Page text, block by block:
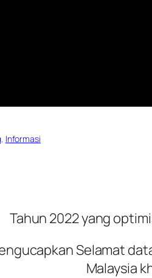
, Informasi
Tahun 2022 yang
Selamat
Malaysia